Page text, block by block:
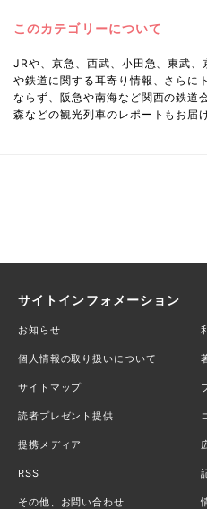
このカテゴリーについて
JRや、京急、西武、小田急、東武
や鉄道に関する耳寄り情報、さらに
ならず、阪急や南海など関西の鉄道
森などの観光列車のレポートもお届
サイトインフォメーション
お知らせ
個人情報の取り扱いについて
サイトマップ
読者プレゼント提供
提携メディア
RSS
その他、お問い合わせ